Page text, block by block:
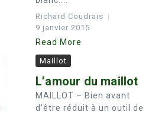
Richard Coudrais
9 janvier 2015
Read More
Maillot
L’amour du maillot
MAILLOT – Bien avant
d’être réduit à un outil de